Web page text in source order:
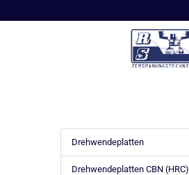
Drehwendeplatten
Drehwendeplatten CBN (HRC)